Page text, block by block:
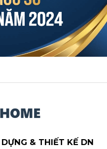
& THIẾT KẾ DN